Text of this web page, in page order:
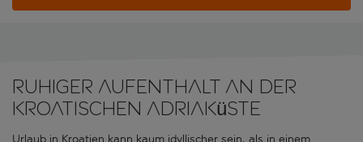
Ruhiger Aufenthalt an der
kroatischen Adriaküste